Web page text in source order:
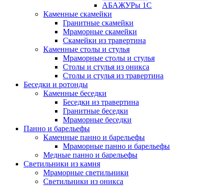
АБАЖУРы 1С
Каменные скамейки
Гранитные скамейки
Мраморные скамейки
Скамейки из травертина
Каменные столы и стулья
Мраморные столы и стулья
Столы и стулья из оникса
Столы и стулья из травертина
Беседки и ротонды
Каменные беседки
Беседки из травертина
Гранитные беседки
Мраморные беседки
Панно и барельефы
Каменные панно и барельефы
Мраморные панно и барельефы
Медные панно и барельефы
Светильники из камня
Мраморные светильники
Светильники из оникса